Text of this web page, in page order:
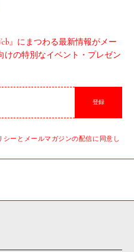
』にまつわる最新情報がメー
けの特別なイベント・プレゼン
登録
ーとメールマガジンの配信に同意し